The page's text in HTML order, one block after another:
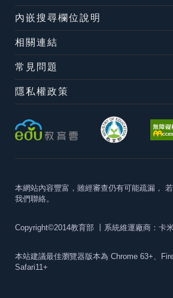
內嵌搜尋欄位說明
相關連結
常見問題
隱私權政策
本網站內容豐富，雖經審查仍有可能疏漏，
我們聯絡。
Copyright©2014教育部 丨系統維運廠商：卡
本站建議最佳瀏覽器版本為 Chrome 63+、
Safari11+